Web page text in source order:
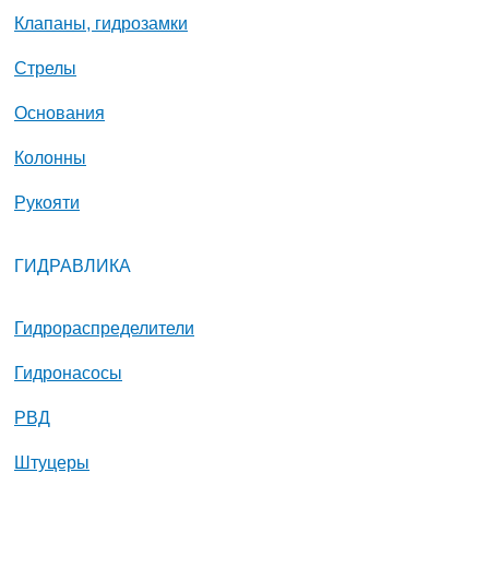
Клапаны, гидрозамки
Стрелы
Основания
Колонны
Рукояти
ГИДРАВЛИКА
Гидрораспределители
Гидронасосы
РВД
Штуцеры